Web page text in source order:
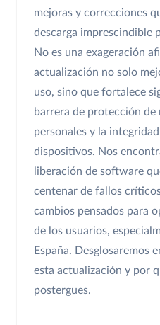
mejoras y correcciones
descarga imprescindible
No es una exageración
actualización no solo
uso, sino que fortalece
barrera de protección de
personales y la
dispositivos. Nos
liberación de software
centenar de fallos
cambios pensados para
de los usuarios,
España. Desglosaremos
esta actualización y por
postergues.